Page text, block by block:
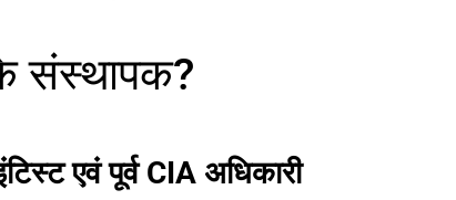
संस्थापक?
एवं पूर्व CIA अधिकारी